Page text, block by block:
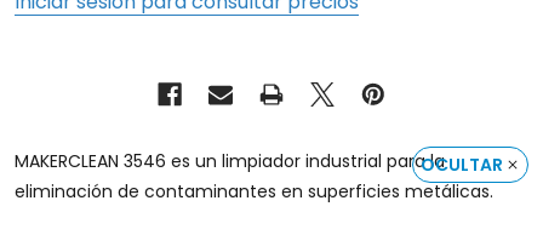
OCULTAR
MAKERCLEAN 3546 es un limpiador industrial para la
eliminación de contaminantes en superficies metálicas.